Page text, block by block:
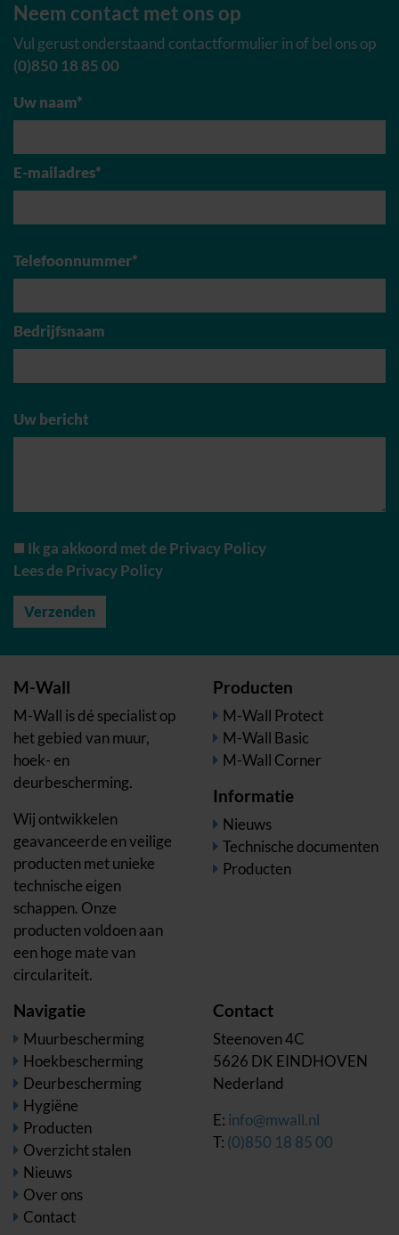
Neem contact met ons op
Vul gerust onderstaand contactformulier in of bel ons op
(0)850 18 85 00
Uw naam*
E-mailadres*
Telefoonnummer*
Bedrijfsnaam
Uw bericht
Ik ga akkoord met de Privacy Policy
Lees de Privacy Policy
M-Wall
M-Wall is dé specialist op
het gebied van muur,
hoek- en
deurbescherming.
Wij ontwikkelen
geavanceerde en veilige
producten met unieke
technische eigen
schappen. Onze
producten voldoen aan
een hoge mate van
circulariteit.
Producten
M-Wall Protect
M-Wall Basic
M-Wall Corner
Informatie
Nieuws
Technische documenten
Producten
Navigatie
Muurbescherming
Hoekbescherming
Deurbescherming
Hygiëne
Producten
Overzicht stalen
Nieuws
Over ons
Contact
Contact
Steenoven 4C
5626 DK EINDHOVEN
Nederland
E: info@mwall.nl
T: (0)850 18 85 00